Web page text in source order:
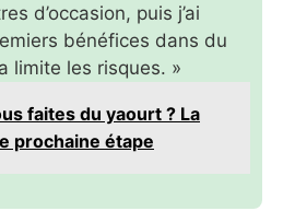
d’occasion, puis j’ai
bénéfices dans du
limite les risques. »
faites du yaourt ? La
prochaine étape